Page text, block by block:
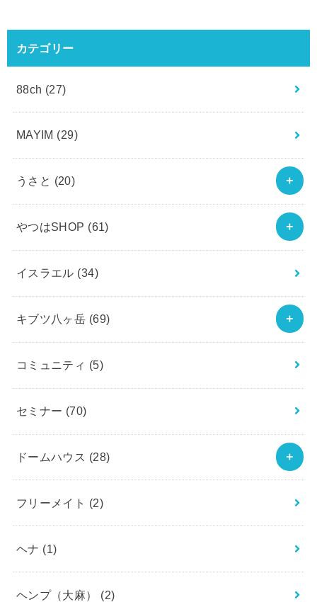
カテゴリー
88ch (27)
MAYIM (29)
うさと (20)
やつはSHOP (61)
イスラエル (34)
キブツ八ヶ岳 (69)
コミュニティ (5)
セミナー (70)
ドームハウス (28)
フリーメイト (2)
ヘナ (1)
ヘンプ（大麻） (2)